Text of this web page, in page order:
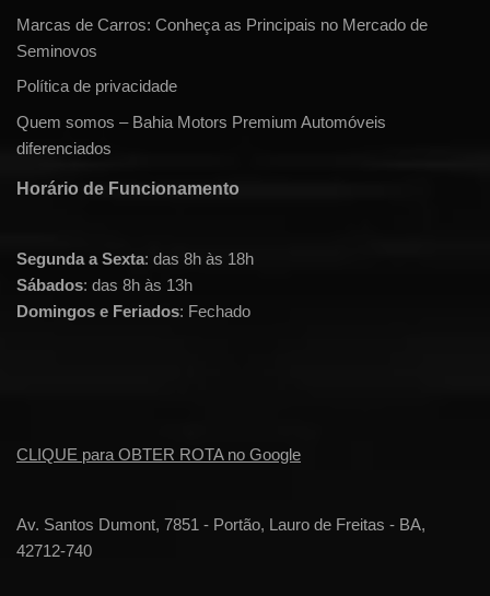
Marcas de Carros: Conheça as Principais no Mercado de
Seminovos
Política de privacidade
Quem somos – Bahia Motors Premium Automóveis
diferenciados
Horário de Funcionamento
Segunda a Sexta: das 8h às 18h
Sábados: das 8h às 13h
Domingos e Feriados: Fechado
CLIQUE para OBTER ROTA no Google
Av. Santos Dumont, 7851 - Portão, Lauro de Freitas - BA,
42712-740